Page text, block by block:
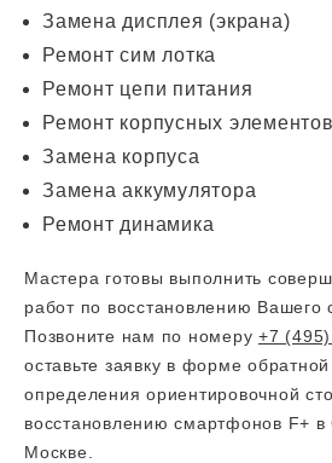
Замена дисплея (экрана)
Ремонт сим лотка
Ремонт цепи питания
Ремонт корпусных элементов
Замена корпуса
Замена аккумулятора
Ремонт динамика
Мастера готовы выполнить
работ по восстановлению Вашего
Позвоните нам по номеру +7
оставьте заявку в форме
определения ориентировочной
восстановлению смартфонов F+
Москве.